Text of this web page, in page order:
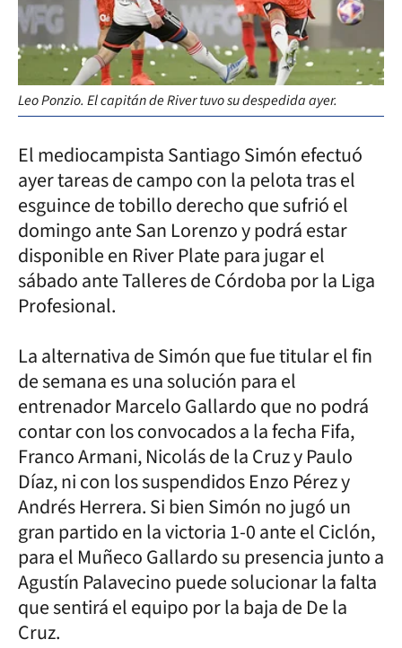
Leo Ponzio. El capitán de River tuvo su despedida ayer.
El mediocampista Santiago Simón efectuó
ayer tareas de campo con la pelota tras el
esguince de tobillo derecho que sufrió el
domingo ante San Lorenzo y podrá estar
disponible en River Plate para jugar el
sábado ante Talleres de Córdoba por la Liga
Profesional.
La alternativa de Simón que fue titular el fin
de semana es una solución para el
entrenador Marcelo Gallardo que no podrá
contar con los convocados a la fecha Fifa,
Franco Armani, Nicolás de la Cruz y Paulo
Díaz, ni con los suspendidos Enzo Pérez y
Andrés Herrera. Si bien Simón no jugó un
gran partido en la victoria 1-0 ante el Ciclón,
para el Muñeco Gallardo su presencia junto a
Agustín Palavecino puede solucionar la falta
que sentirá el equipo por la baja de De la
Cruz.